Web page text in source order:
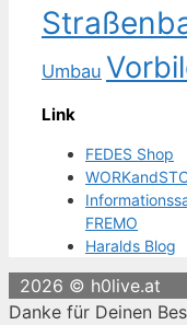
Umbau
Link
FEDES Shop
FREMO
Haralds Blog
2026 © h0live.at
Danke für Deinen